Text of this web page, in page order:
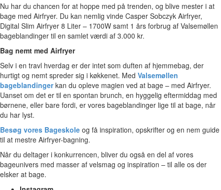
Nu har du chancen for at hoppe med på trenden, og blive mester i at
bage med Airfryer. Du kan nemlig vinde Casper Sobczyk Airfryer,
Digital Slim Airfryer 8 Liter – 1700W samt 1 års forbrug af Valsemøllen
bageblandinger til en samlet værdi af 3.000 kr.
Bag nemt med Airfryer
Selv i en travl hverdag er der intet som duften af hjemmebag, der
hurtigt og nemt spreder sig i køkkenet. Med Valsemøllen
bageblandingerkan du opleve magien ved at bage – med Airfryer.
Uanset om det er til en spontan brunch, en hyggelig eftermiddag med
børnene, eller bare fordi, er vores bageblandinger lige til at bage, når
du har lyst.
Besøg vores Bageskole og få inspiration, opskrifter og en nem guide
til at mestre Airfryer-bagning.
Når du deltager i konkurrencen, bliver du også en del af vores
bageunivers med masser af velsmag og inspiration – til alle os der
elsker at bage.